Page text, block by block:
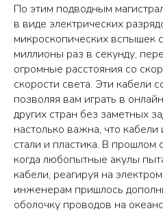
По этим подводным
в виде электрических
микроскопических вспышек
миллионы раз в секунду,
огромные расстояния со
скорости света. Эти кабели
позволяя вам играть в
других стран без заметных
настолько важна, что
стали и пластика. В прошлом
когда любопытные акулы
кабели, реагируя на
инженерам пришлось
оболочку проводов на